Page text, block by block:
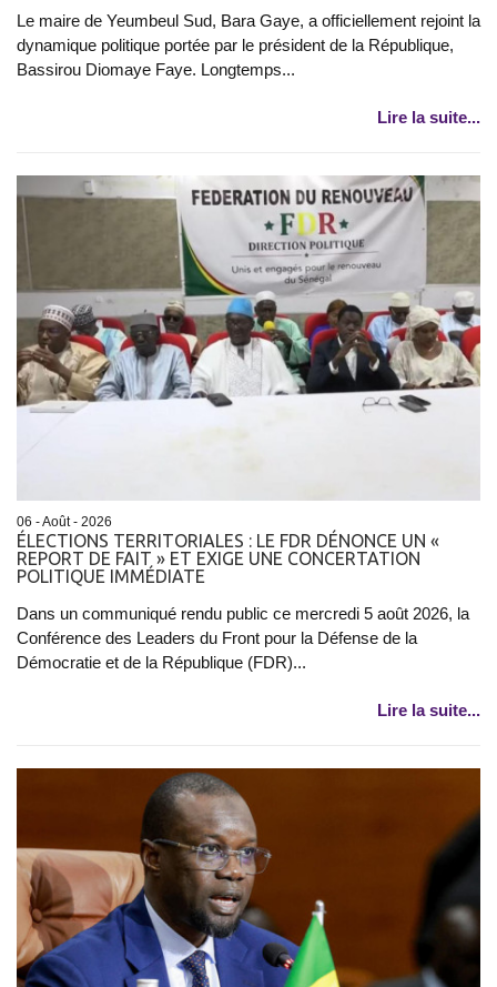
Le maire de Yeumbeul Sud, Bara Gaye, a officiellement rejoint la
dynamique politique portée par le président de la République,
Bassirou Diomaye Faye. Longtemps...
Lire la suite...
06 - Août - 2026
ÉLECTIONS TERRITORIALES : LE FDR DÉNONCE UN «
REPORT DE FAIT » ET EXIGE UNE CONCERTATION
POLITIQUE IMMÉDIATE
Dans un communiqué rendu public ce mercredi 5 août 2026, la
Conférence des Leaders du Front pour la Défense de la
Démocratie et de la République (FDR)...
Lire la suite...